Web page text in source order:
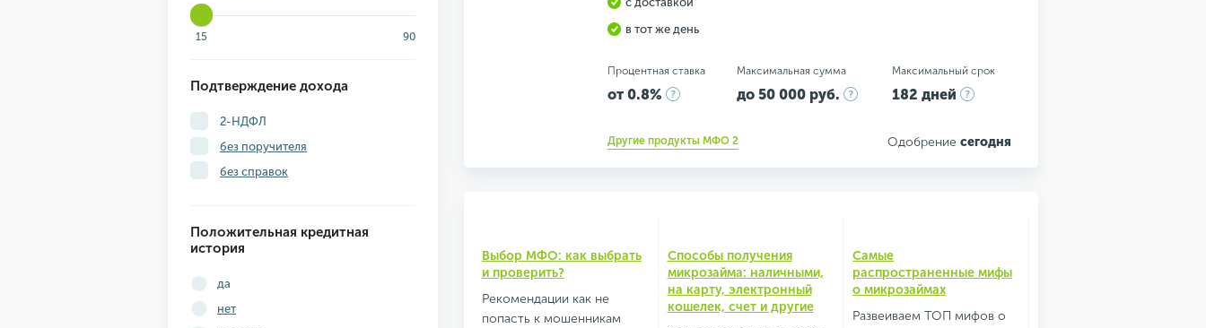
15 90
Подтверждение дохода
2-НДФЛ
без поручителя
без справок
Положительная кредитная
история
да
нет
в тот же день
Процентная ставка
от 0.8%
Максимальная сумма
до 50 000 руб.
Максимальный срок
182 дней
Другие продукты МФО 2 Одобрение сегодня
Выбор МФО: как выбрать
и проверить?
Рекомендации как не
попасть к мошенникам
Способы получения
микрозайма: наличными,
на карту, электронный
кошелек, счет и другие
Самые
распространенные мифы
о микрозаймах
Развеиваем ТОП мифов о